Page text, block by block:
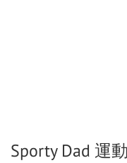
Sporty Dad 運